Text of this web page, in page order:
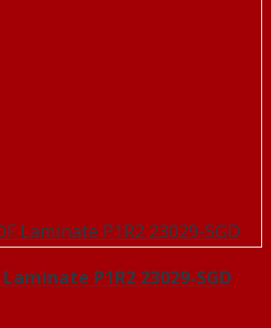
P1R2 23029-SGD